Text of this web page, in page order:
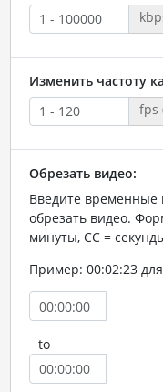
Изменить частоту
fps
Обрезать видео:
Введите временные
обрезать видео.
минуты, СС =
Пример: 00:02:23
to